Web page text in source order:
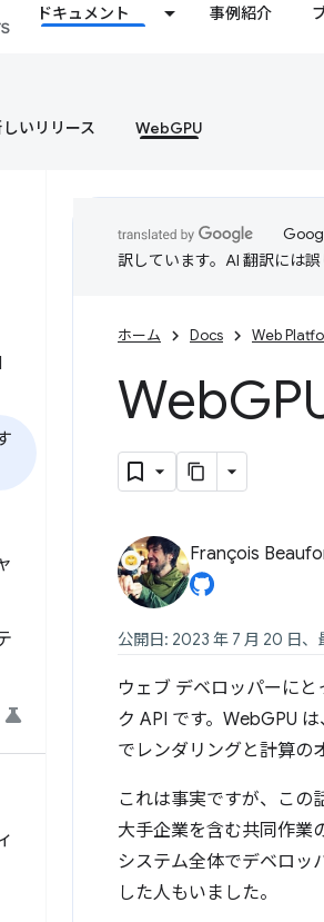
ドキュメント 事例紹介
いリリース WebGPU
訳しています。AI 翻訳には
ホーム Docs Web
Web
François
公開日: 2023 年 7 月 20 日
ウェブ デベロッパーに
ク API です。WebGPU
でレンダリングと計算の
これは事実ですが、こ
大手企業を含む共同作業
システム全体でデベロッ
した人もいました。